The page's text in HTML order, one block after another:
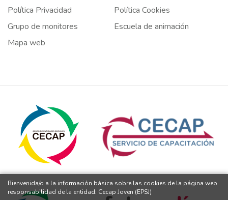
Política Privacidad
Política Cookies
Grupo de monitores
Escuela de animación
Mapa web
Bienvenida/o a la información básica sobre las cookies de la página web
responsabilidad de la entidad: Cecap Joven (EPSJ)